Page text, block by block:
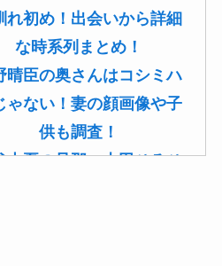
れ初め！出会いから詳細
な時系列まとめ！
晴臣の奥さんはコシミハ
ゃない！妻の顔画像や子
供も調査！
由夏の旦那・古田ひろひ